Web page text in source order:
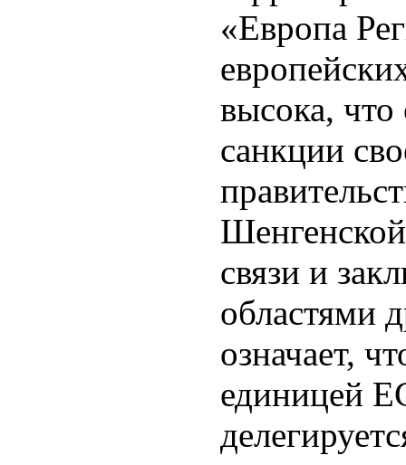
«Европа
высока,
санкции
связи и
областями
означает,
единицей